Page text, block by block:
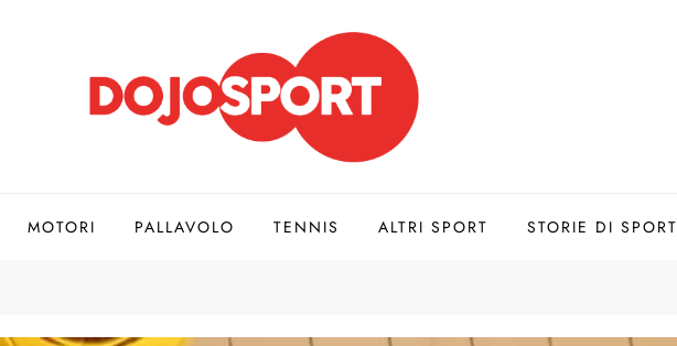
MOTORI PALLAVOLO TENNIS ALTRI SPORT STORIE DI SPORT